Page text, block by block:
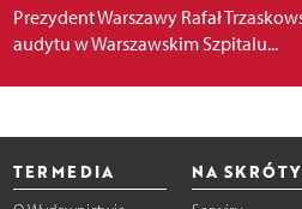
Prezydent Warszawy Rafał
audytu w Warszawskim Szpitalu...
TERMEDIA NA SKRÓTY